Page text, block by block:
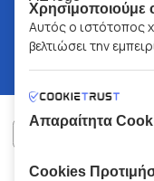
Χρησιμοποιούμε
Αυτός ο ιστότοπος
βελτιώσει την
Απαραίτητα
Cookies